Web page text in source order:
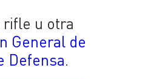
rifle u otra
General de
Defensa.